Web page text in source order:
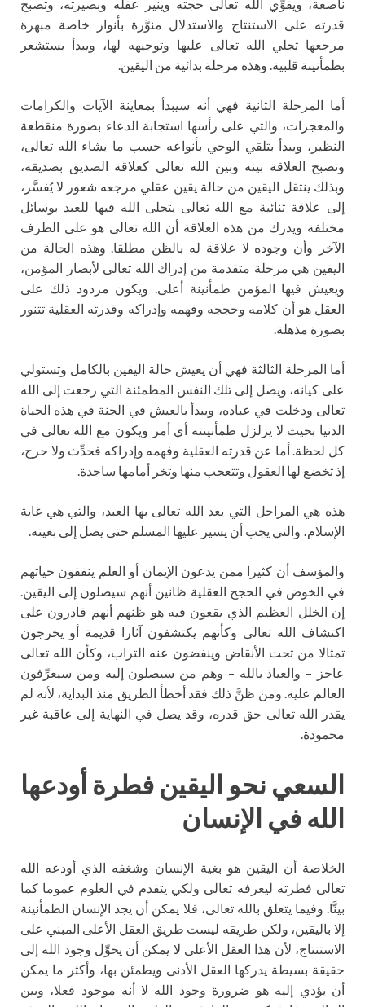
ناصعة، ويقوِّي الله تعالى حجته وينير عقله وبصيرته، وتصبح
قدرته على الاستنتاج والاستدلال منوَّرة بأنوار خاصة مبهرة
مرجعها تجلي الله تعالى عليها وتوجيهه لها، ويبدأ يستشعر
بطمأنينة قلبية. وهذه مرحلة بدائية من اليقين.
أما المرحلة الثانية فهي أنه سيبدأ بمعاينة الآيات والكرامات
والمعجزات، والتي على رأسها استجابة الدعاء بصورة منقطعة
النظير، ويبدأ بتلقي الوحي بأنواعه حسب ما يشاء الله تعالى،
وتصبح العلاقة بينه وبين الله تعالى كعلاقة الصديق بصديقه،
وبذلك ينتقل اليقين من حالة يقين عقلي مرجعه شعور لا يُفسَّر،
إلى علاقة ثنائية مع الله تعالى يتجلى الله فيها للعبد بوسائل
مختلفة ويدرك من هذه العلاقة أن الله تعالى هو على الطرف
الآخر وأن وجوده لا علاقة له بالظن مطلقا. وهذه الحالة من
اليقين هي مرحلة متقدمة من إدراك الله تعالى لأبصار المؤمن،
ويعيش فيها المؤمن طمأنينة أعلى. ويكون مردود ذلك على
العقل هو أن كلامه وحججه وفهمه وإدراكه وقدرته العقلية تتنور
بصورة مذهلة.
أما المرحلة الثالثة فهي أن يعيش حالة اليقين بالكامل وتستولي
على كيانه، ويصل إلى تلك النفس المطمئنة التي رجعت إلى الله
تعالى ودخلت في عباده، ويبدأ بالعيش في الجنة في هذه الحياة
الدنيا بحيث لا يزلزل طمأنينته أي أمر ويكون مع الله تعالى في
كل لحظة. أما عن قدرته العقلية وفهمه وإدراكه فحدِّث ولا حرج،
إذ تخضع لها العقول وتتعجب منها وتخر أمامها ساجدة.
هذه هي المراحل التي يعد الله تعالى بها العبد، والتي هي غاية
الإسلام، والتي يجب أن يسير عليها المسلم حتى يصل إلى بغيته.
والمؤسف أن كثيرا ممن يدعون الإيمان أو العلم ينفقون حياتهم
في الخوض في الحجج العقلية ظانين أنهم سيصلون إلى اليقين.
إن الخلل العظيم الذي يقعون فيه هو ظنهم أنهم قادرون على
اكتشاف الله تعالى وكأنهم يكتشفون آثارا قديمة أو يخرجون
تمثالا من تحت الأنقاض وينفضون عنه التراب، وكأن الله تعالى
عاجز – والعياذ بالله – وهم من سيصلون إليه ومن سيعرِّفون
العالم عليه. ومن ظنَّ ذلك فقد أخطأ الطريق منذ البداية، لأنه لم
يقدر الله تعالى حق قدره، وقد يصل في النهاية إلى عاقبة غير
محمودة.
السعي نحو اليقين فطرة أودعها
الله في الإنسان
الخلاصة أن اليقين هو بغية الإنسان وشغفه الذي أودعه الله
تعالى فطرته ليعرفه تعالى ولكي يتقدم في العلوم عموما كما
بينَّا. وفيما يتعلق بالله تعالى، فلا يمكن أن يجد الإنسان الطمأنينة
إلا باليقين، ولكن طريقه ليست طريق العقل الأعلى المبني على
الاستنتاج، لأن هذا العقل الأعلى لا يمكن أن يحوِّل وجود الله إلى
حقيقة بسيطة يدركها العقل الأدنى ويطمئن بها، وأكثر ما يمكن
أن يؤدي إليه هو ضرورة وجود الله لا أنه موجود فعلا، وبين